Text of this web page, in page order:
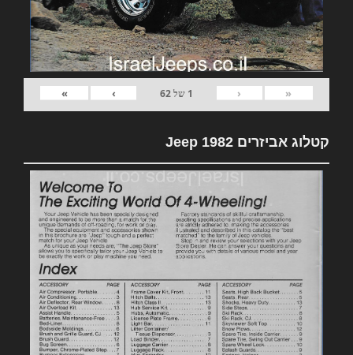
«
‹
1 של62
›
»
קטלוג אביזרים 1982 Jeep